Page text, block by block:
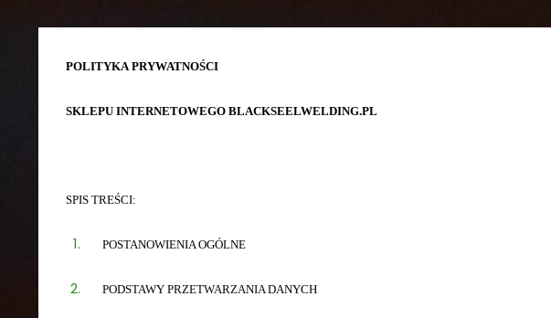
POLITYKA PRYWATNOŚCI
SKLEPU INTERNETOWEGO BLACKSEELWELDING.PL
SPIS TREŚCI:
POSTANOWIENIA OGÓLNE
PODSTAWY PRZETWARZANIA DANYCH